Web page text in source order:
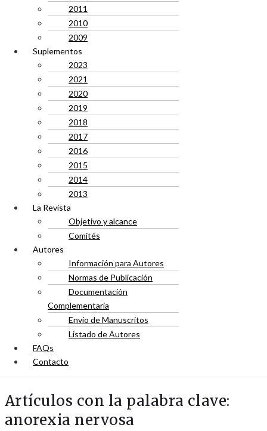
2011
2010
2009
Suplementos
2023
2021
2020
2019
2018
2017
2016
2015
2014
2013
La Revista
Objetivo y alcance
Comités
Autores
Información para Autores
Normas de Publicación
Documentación
Complementaria
Envío de Manuscritos
Listado de Autores
FAQs
Contacto
Artículos con la palabra clave:
anorexia nervosa